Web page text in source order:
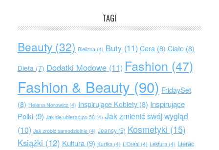
TAGI
Beauty(32) Bielizna(4) Buty(11) Cera(8) Ciało(8)
Dieta(7) Dodatki Modowe(11) Fashion (47)
Fashion & Beauty (90) FridaySet
(8) Helena Norowicz(4) Inspirujące Kobiety(8) Inspirujące
Polki(9) Jak się ubierać po 50(4) Jak zmienić swój wygląd
(10) Jak zrobić samodzielnie(4) Jeansy(5) Kosmetyki (15)
Książki (12) Kultura(9) Kurtka(4) L'Oreal(4) Lektura(4) Lierac